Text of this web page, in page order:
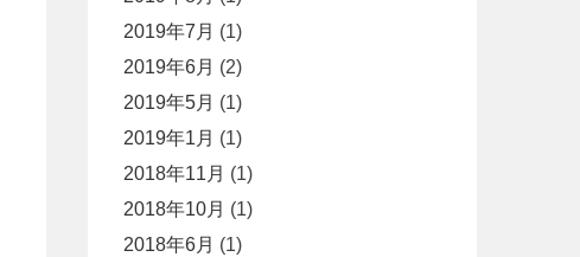
2019年7月 (1)
2019年6月 (2)
2019年5月 (1)
2019年1月 (1)
2018年11月 (1)
2018年10月 (1)
2018年6月 (1)